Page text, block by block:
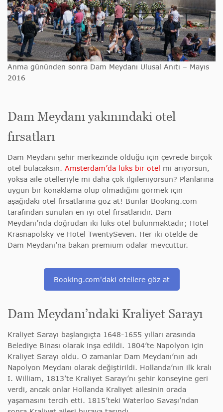
Anma gününden sonra Dam Meydanı Ulusal Anıtı – Mayıs
2016
Dam Meydanı yakınındaki otel
fırsatları
Dam Meydanı şehir merkezinde olduğu için çevrede birçok
otel bulacaksın. Amsterdam’da lüks bir otel mi arıyorsun,
yoksa aile otelleriyle mi daha çok ilgileniyorsun? Planlarına
uygun bir konaklama olup olmadığını görmek için
aşağıdaki otel fırsatlarına göz at! Bunlar Booking.com
tarafından sunulan en iyi otel fırsatlarıdır. Dam
Meydanı’nda doğrudan iki lüks otel bulunmaktadır; Hotel
Krasnapolsky ve Hotel TwentySeven. Her iki otelde de
Dam Meydanı’na bakan premium odalar mevcuttur.
Booking.com'daki otellere göz at
Dam Meydanı’ndaki Kraliyet Sarayı
Kraliyet Sarayı başlangıçta 1648-1655 yılları arasında
Belediye Binası olarak inşa edildi. 1804’te Napolyon için
Kraliyet Sarayı oldu. O zamanlar Dam Meydanı’nın adı
Napolyon Meydanı olarak değiştirildi. Hollanda’nın ilk kralı
I. William, 1813’te Kraliyet Sarayı’nı şehir konseyine geri
verdi, ancak onlar Hollanda Kraliyet ailesinin orada
yaşamasını tercih etti. 1815’teki Waterloo Savaşı’ndan